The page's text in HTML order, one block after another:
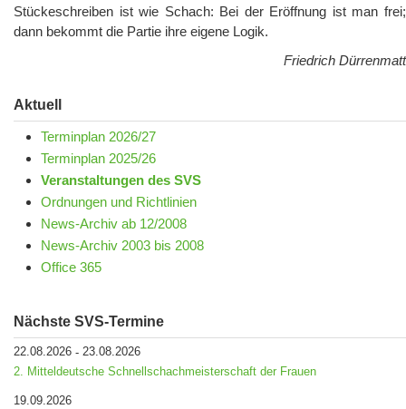
Stückeschreiben ist wie Schach: Bei der Eröffnung ist man frei;
dann bekommt die Partie ihre eigene Logik.
Friedrich Dürrenmatt
Aktuell
Terminplan 2026/27
Terminplan 2025/26
Veranstaltungen des SVS
Ordnungen und Richtlinien
News-Archiv ab 12/2008
News-Archiv 2003 bis 2008
Office 365
Nächste SVS-Termine
22.08.2026 - 23.08.2026
2. Mitteldeutsche Schnellschachmeisterschaft der Frauen
19.09.2026